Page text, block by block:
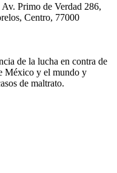
Primo de Verdad 286,
Centro, 77000
de la lucha en contra de
México y el mundo y
de maltrato.